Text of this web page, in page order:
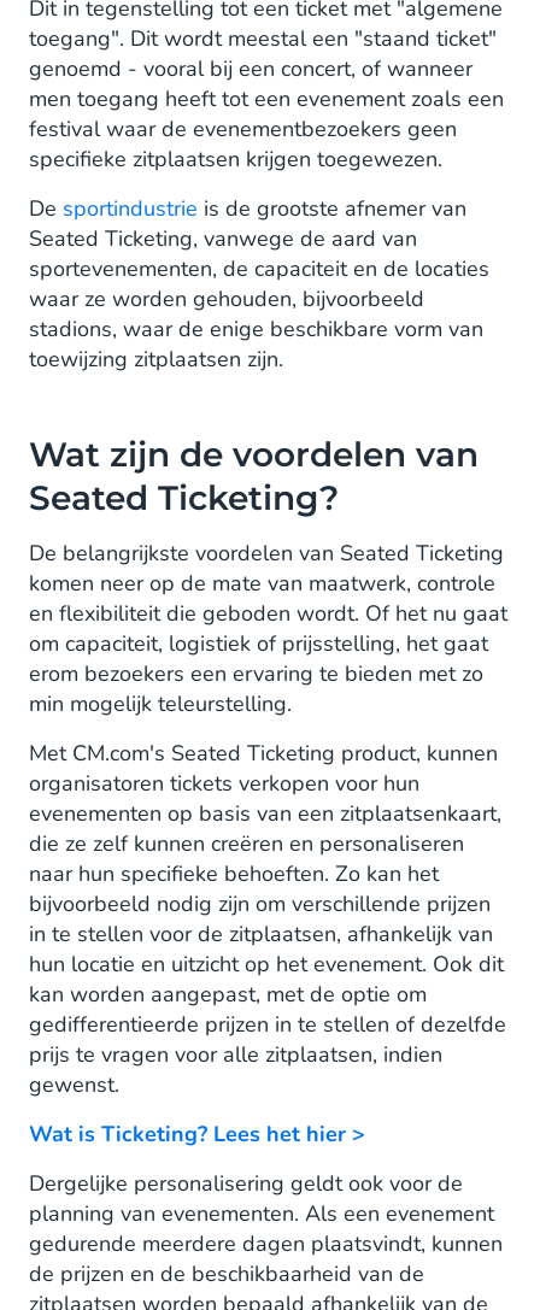
Dit in tegenstelling tot een ticket met "algemene
toegang". Dit wordt meestal een "staand ticket"
genoemd - vooral bij een concert, of wanneer
men toegang heeft tot een evenement zoals een
festival waar de evenementbezoekers geen
specifieke zitplaatsen krijgen toegewezen.
De sportindustrie is de grootste afnemer van
Seated Ticketing, vanwege de aard van
sportevenementen, de capaciteit en de locaties
waar ze worden gehouden, bijvoorbeeld
stadions, waar de enige beschikbare vorm van
toewijzing zitplaatsen zijn.
Wat zijn de voordelen van
Seated Ticketing?
De belangrijkste voordelen van Seated Ticketing
komen neer op de mate van maatwerk, controle
en flexibiliteit die geboden wordt. Of het nu gaat
om capaciteit, logistiek of prijsstelling, het gaat
erom bezoekers een ervaring te bieden met zo
min mogelijk teleurstelling.
Met CM.com's Seated Ticketing product, kunnen
organisatoren tickets verkopen voor hun
evenementen op basis van een zitplaatsenkaart,
die ze zelf kunnen creëren en personaliseren
naar hun specifieke behoeften. Zo kan het
bijvoorbeeld nodig zijn om verschillende prijzen
in te stellen voor de zitplaatsen, afhankelijk van
hun locatie en uitzicht op het evenement. Ook dit
kan worden aangepast, met de optie om
gedifferentieerde prijzen in te stellen of dezelfde
prijs te vragen voor alle zitplaatsen, indien
gewenst.
Wat is Ticketing? Lees het hier >
Dergelijke personalisering geldt ook voor de
planning van evenementen. Als een evenement
gedurende meerdere dagen plaatsvindt, kunnen
de prijzen en de beschikbaarheid van de
zitplaatsen worden bepaald afhankelijk van de